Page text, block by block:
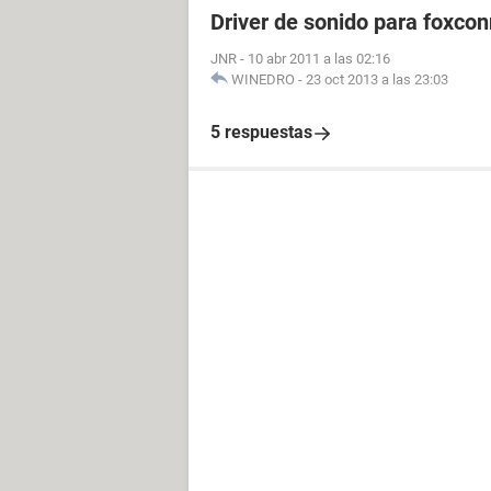
])
--------[ Audio PCI / PnP
Driver de sonido para
JNR - 10 abr 2011 a las 02:16
WINEDRO - 23 oct 2013 a las 23:03
5 respuestas